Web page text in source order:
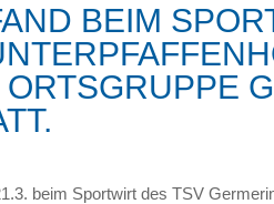
BEIM
beim Sportwirt des TSV